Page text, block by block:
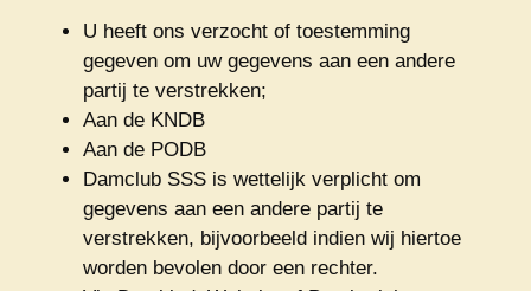
U heeft ons verzocht of toestemming
gegeven om uw gegevens aan een andere
partij te verstrekken;
Aan de KNDB
Aan de PODB
Damclub SSS is wettelijk verplicht om
gegevens aan een andere partij te
verstrekken, bijvoorbeeld indien wij hiertoe
worden bevolen door een rechter.